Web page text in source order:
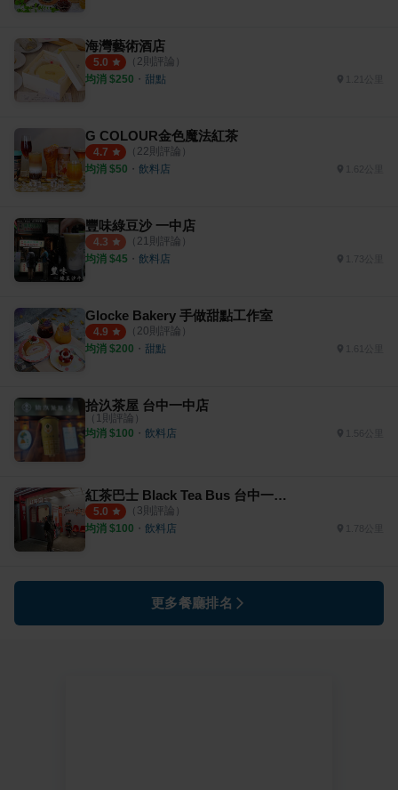
海灣藝術酒店
5.0 （ 2則評論）
均消 $250 ・ 甜點
G COLOUR金色魔法紅茶
4.7 （ 22則評論）
均消 $50 ・ 飲料店
豐味綠豆沙 一中店
4.3 （ 21 則評論）
均消 $45 ・ 飲料店
Glocke Bakery 手做甜點工作室
4.9 （ 20則評論）
均消 $200 ・ 甜點
拾汣茶屋 台中一中店
（ 1 則評論）
均消 $100 ・ 飲料店 1.56公里
紅茶巴士 Black Tea Bus 台中一中街站
5.0 （ 3則評論）
均消 $100 ・ 飲料店
更多餐廳排名